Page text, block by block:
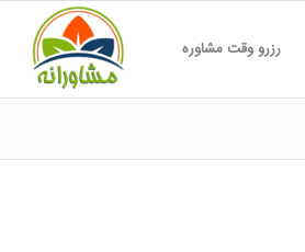
رزرو وقت مشاوره